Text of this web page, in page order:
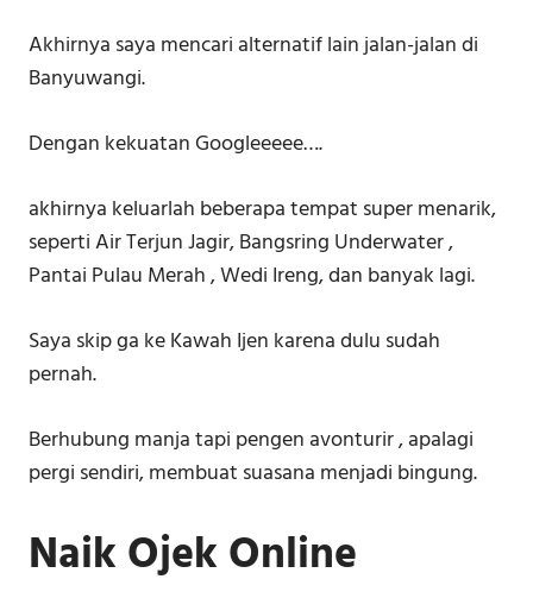
Akhirnya saya mencari alternatif lain jalan-jalan di
Banyuwangi.
Dengan kekuatan Googleeeee….
akhirnya keluarlah beberapa tempat super menarik,
seperti Air Terjun Jagir, Bangsring Underwater ,
Pantai Pulau Merah , Wedi Ireng, dan banyak lagi.
Saya skip ga ke Kawah Ijen karena dulu sudah
pernah.
Berhubung manja tapi pengen avonturir , apalagi
pergi sendiri, membuat suasana menjadi bingung.
Naik Ojek Online